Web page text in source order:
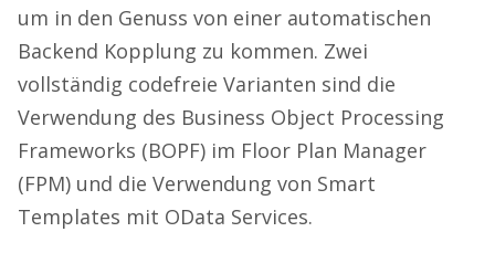
um in den Genuss von einer automatischen
Backend Kopplung zu kommen. Zwei
vollständig codefreie Varianten sind die
Verwendung des Business Object Processing
Frameworks (BOPF) im Floor Plan Manager
(FPM) und die Verwendung von Smart
Templates mit OData Services.